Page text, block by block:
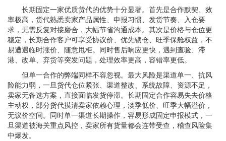
长期固定一家优质货代的优势十分显著。首先是合作默契、效
率极高，货代熟悉卖家产品属性、申报习惯、发货节奏、入仓要
求，无需反复对接磨合，大幅节省沟通成本。其次是价格与仓位更
稳定，长期合作客户可享受协议价、优先锁仓、旺季保舱权益，不
易遭遇临时涨价、随意甩柜。同时售后响应更快，遇到查验、滞
港、改单、弃货等突发问题，处理效率更高，容错率更低。
但单一合作的弊端同样不容忽视。最大风险是渠道单一、抗风
险能力弱，一旦货代仓位紧张、渠道整改、系统故障、资源不足，
卖家无备选方案，直接面临发货停滞。长期固定合作容易失去价格
主动权，部分货代摸清卖家依赖心理，淡季低价、旺季大幅溢价，
无议价空间。同时单一渠道长期操作，容易形成固定申报模式，一
旦渠道被海关重点风控，卖家所有货量都会连带受查，稽查风险集
中爆发。